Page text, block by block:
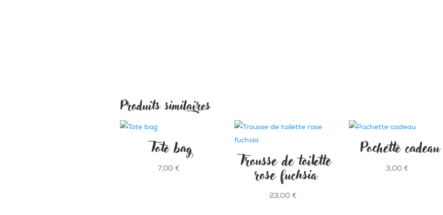
Produits similaires
Tote bag
7,00 € Trousse de toilette
rose fuchsia
23,00€
Pochette cadeau
3,00€